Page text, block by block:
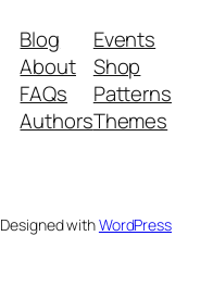
Blog
About
FAQs
Authors
Events
Shop
Patterns
Themes
Designed withWordPress